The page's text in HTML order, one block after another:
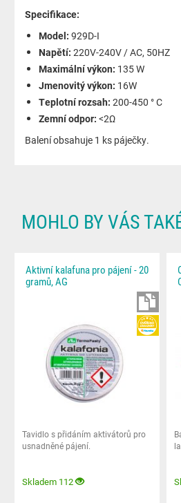
Specifikace:
Model: 929D-I
Napětí: 220V-240V / AC, 50HZ
Maximální výkon: 135 W
Jmenovitý výkon: 16W
Teplotní rozsah: 200-450 ° C
Zemní odpor: <2Ω
Balení obsahuje 1 ks páječky.
MOHLO BY VÁS
Aktivní kalafuna pro pájení - 20
gramů, AG
Tavidlo s přidáním aktivátorů pro
usnadněné pájení.
Skladem 112